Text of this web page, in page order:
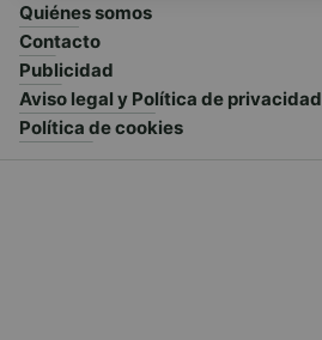
Quiénes somos
Contacto
Publicidad
Aviso legal y Política de privacidad
Política de cookies